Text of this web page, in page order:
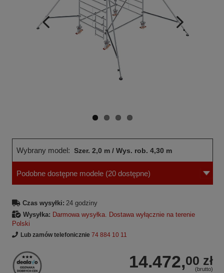
Wybrany model: Szer. 2,0 m / Wys. rob. 4,30 m
Podobne dostępne modele (20 dostępne)
Czas wysyłki: 24 godziny
Wysyłka: Darmowa wysyłka. Dostawa wyłącznie na terenie
Polski
Lub zamów telefonicznie 74 884 10 11
14.472,00 zł
(brutto)